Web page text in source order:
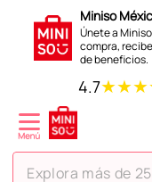
Miniso
Únete a
compra,
de beneficios.
4.7★★★
Explora más de 250